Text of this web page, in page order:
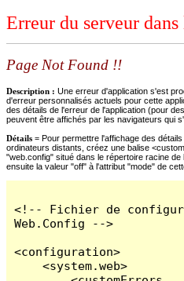
Erreur du serveur
Page Not Found !!
Description : Une erreur d'application s'est
d'erreur personnalisés actuels pour cette
des détails de l'erreur de l'application (pour
peuvent être affichés par les navigateurs qui
Détails = Pour permettre l'affichage des
ordinateurs distants, créez une balise
"web.config" situé dans le répertoire racine
ensuite la valeur "off" à l'attribut "mode" de
<!-- Fichier de
Web.Config -->
<configuration>
    <system.web>